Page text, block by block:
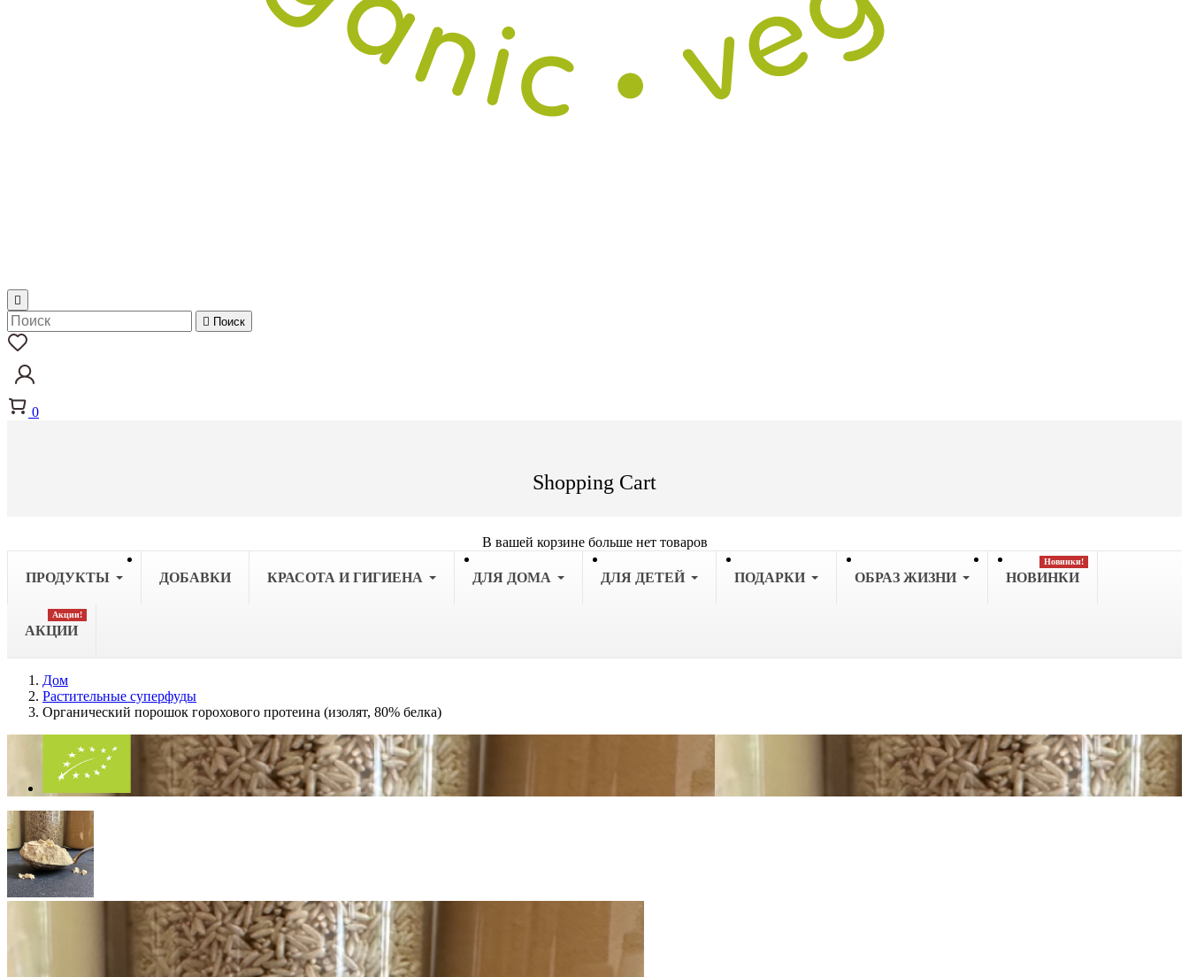

 Поиск
0
Shopping Cart
В вашей корзине больше нет товаров
ПРОДУКТЫ ДОБАВКИ КРАСОТА И ГИГИЕНА ДЛЯ ДОМА ДЛЯ ДЕТЕЙ ПОДАРКИ OБРАЗ ЖИЗНИ НОВИНКИ
Новинки!
АКЦИИ
Акции!
Дом
Растительные суперфуды
Органический порошок горохового протеина (изолят, 80% белка)